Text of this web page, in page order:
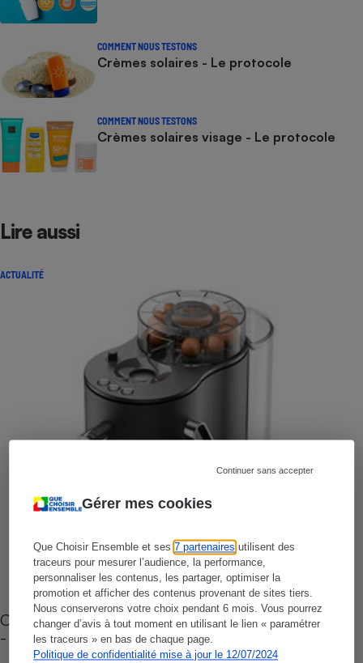
Gérer mes cookies
Que Choisir Ensemble et ses7 partenaires utilisent des
traceurs pour mesurer l’audience, la performance,
personnaliser les contenus, les partager, optimiser la
promotion et afficher des contenus provenant de sites tiers.
Nous conserverons votre choix pendant 6 mois. Vous pourrez
changer d’avis à tout moment en utilisant le lien « paramétrer
les traceurs » en bas de chaque page.
Politique de confidentialité mise à jour le 12/07/2024
Continuer sans accepter
COMMENT NOUS TESTONS
Crèmes solaires - Le protocole
COMMENT NOUS TESTONS
Crèmes solaires visage - Le protocole
Lire aussi
ACTUALITÉ
Cafetière à capsules zéro déchet CoffeeB (vidéo)
- Premières impressions